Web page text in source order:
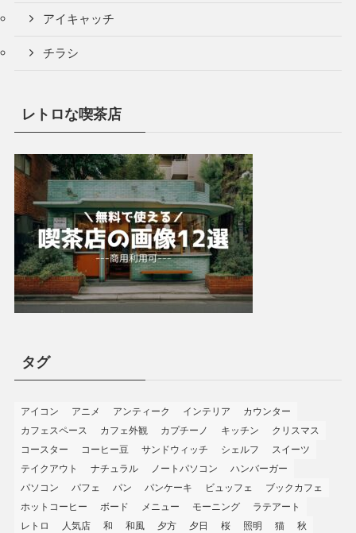
アイキャッチ
チラシ
レトロな喫茶店
タグ
アイコン アニメ アンティーク インテリア
カウンター
カフェスペース
カフェ外観 カプチーノ キッチン
クリスマス
コースター
コーヒー豆 サンドウィッチ シェルフ
スイーツ
テイクアウト
ナチュラル ノートパソコン
ハンバーガー
パソコン
パフェ パン パンケーキ ビュッフェ
ブックカフェ
ホットコーヒー
ボード メニュー モーニング
ラテアート
レトロ
人気店 和 和風 夕方 夕日 桜 照明 猫
秋